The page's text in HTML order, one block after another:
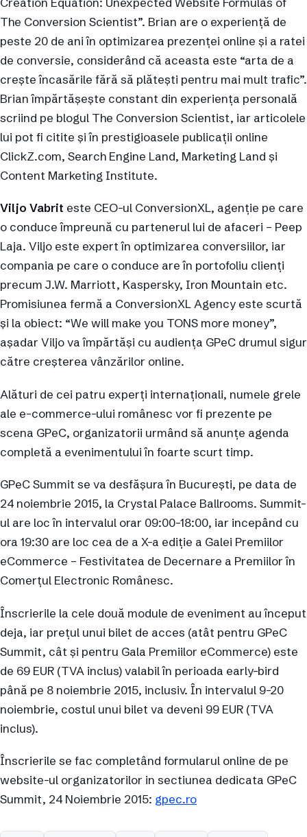
The Conversion Scientist”. Brian are o experienţă de
peste 20 de ani în optimizarea prezenţei online şi a ratei
de conversie, considerând că aceasta este “arta de a
creşte încasările fără să plăteşti pentru mai mult trafic”.
Brian împărtăşeşte constant din experienţa personală
scriind pe blogul The Conversion Scientist, iar articolele
lui pot fi citite şi în prestigioasele publicaţii online
ClickZ.com, Search Engine Land, Marketing Land şi
Content Marketing Institute.
Viljo Vabrit este CEO-ul ConversionXL, agenţie pe care
o conduce împreună cu partenerul lui de afaceri – Peep
Laja. Viljo este expert în optimizarea conversiilor, iar
compania pe care o conduce are în portofoliu clienţi
precum J.W. Marriott, Kaspersky, Iron Mountain etc.
Promisiunea fermă a ConversionXL Agency este scurtă
şi la obiect: “We will make you TONS more money”,
aşadar Viljo va împărtăşi cu audienţa GPeC drumul sigur
către creşterea vânzărilor online.
Alături de cei patru experţi internaţionali, numele grele
ale e-commerce-ului românesc vor fi prezente pe
scena GPeC, organizatorii urmând să anunţe agenda
completă a evenimentului în foarte scurt timp.
GPeC Summit se va desfăşura în Bucureşti, pe data de
24 noiembrie 2015, la Crystal Palace Ballrooms. Summit-
ul are loc în intervalul orar 09:00-18:00, iar incepând cu
ora 19:30 are loc cea de a X-a ediţie a Galei Premiilor
eCommerce – Festivitatea de Decernare a Premiilor în
Comerţul Electronic Românesc.
Înscrierile la cele două module de eveniment au început
deja, iar preţul unui bilet de acces (atât pentru GPeC
Summit, cât şi pentru Gala Premiilor eCommerce) este
de 69 EUR (TVA inclus) valabil în perioada early-bird
până pe 8 noiembrie 2015, inclusiv. În intervalul 9-20
noiembrie, costul unui bilet va deveni 99 EUR (TVA
inclus).
Înscrierile se fac completând formularul online de pe
website-ul organizatorilor in sectiunea dedicata GPeC
Summit, 24 Noiembrie 2015: gpec.ro